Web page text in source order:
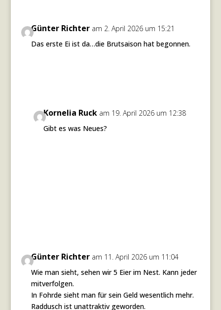
Günter Richter am 2. April 2026 um 15:21
Das erste Ei ist da…die Brutsaison hat begonnen.
Kornelia Ruck am 19. April 2026 um 12:38
Gibt es was Neues?
Günter Richter am 11. April 2026 um 11:04
Wie man sieht, sehen wir 5 Eier im Nest. Kann jeder
mitverfolgen.
In Fohrde sieht man für sein Geld wesentlich mehr.
Raddusch ist unattraktiv geworden.